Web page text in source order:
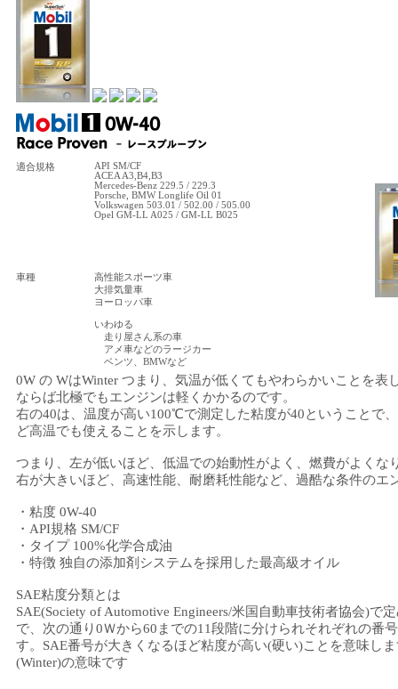
適合規格
API SM/CF
ACEA A3,B4,B3
Mercedes-Benz 229.5 / 229.3
Porsche, BMW Longlife Oil 01
Volkswagen 503.01 / 502.00 / 505.00
Opel GM-LL A025 / GM-LL B025
車種
高性能スポーツ車
大排気量車
ヨーロッパ車
いわゆる
走り屋さん系の車
アメ車などのラージカー
ベンツ、BMWなど
0W の WはWinter つまり、気温が低くてもやわらかいことを表
ならば北極でもエンジンは軽くかかるのです。
右の40は、温度が高い100℃で測定した粘度が40ということで
ど高温でも使えることを示します。
つまり、左が低いほど、低温での始動性がよく、燃費がよくな
右が大きいほど、高速性能、耐磨耗性能など、過酷な条件のエ
・粘度 0W-40
・API規格 SM/CF
・タイプ 100%化学合成油
・特徴 独自の添加剤システムを採用した最高級オイル
SAE粘度分類とは
SAE(Society of Automotive Engineers/米国自動車技術者協会)で
で、次の通り0Ｗから60までの11段階に分けられそれぞれの番
す。SAE番号が大きくなるほど粘度が高い(硬い)ことを意味し
(Winter)の意味です